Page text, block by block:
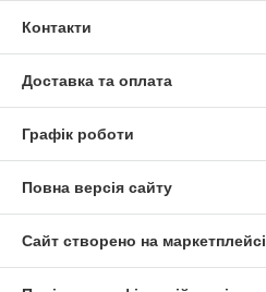
Контакти
Доставка та оплата
Графік роботи
Повна версія сайту
Сайт створено на маркетплейсі